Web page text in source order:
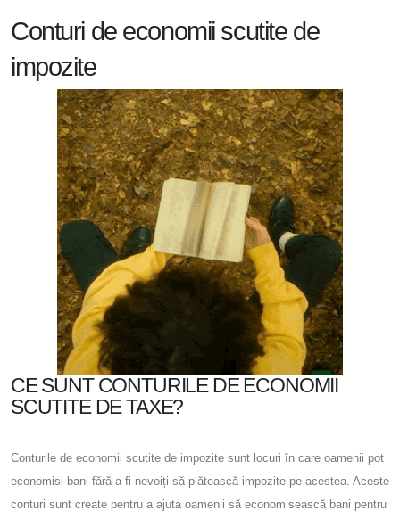
Conturi de economii scutite de
impozite
CE SUNT CONTURILE DE ECONOMII
SCUTITE DE TAXE?
Conturile de economii scutite de impozite sunt locuri în care oamenii pot
economisi bani fără a fi nevoiți să plătească impozite pe acestea. Aceste
conturi sunt create pentru a ajuta oamenii să economisească bani pentru